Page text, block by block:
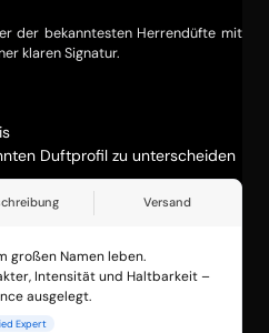
der bekanntesten Herrendüfte mit
klaren Signatur.